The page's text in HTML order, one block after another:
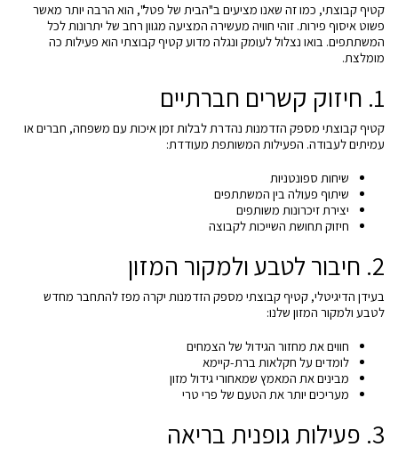
קטיף קבוצתי, כמו זה שאנו מציעים ב"הבית של פטל", הוא הרבה יותר מאשר
פשוט איסוף פירות. זוהי חוויה מעשירה המציעה מגוון רחב של יתרונות לכל
המשתתפים. בואו נצלול לעומק ונגלה מדוע קטיף קבוצתי הוא פעילות כה
מומלצת.
1. חיזוק קשרים חברתיים
קטיף קבוצתי מספק הזדמנות נהדרת לבלות זמן איכות עם משפחה, חברים או
עמיתים לעבודה. הפעילות המשותפת מעודדת:
שיחות ספונטניות
שיתוף פעולה בין המשתתפים
יצירת זיכרונות משותפים
חיזוק תחושת השייכות לקבוצה
2. חיבור לטבע ולמקור המזון
בעידן הדיגיטלי, קטיף קבוצתי מספק הזדמנות יקרה מפז להתחבר מחדש
לטבע ולמקור המזון שלנו:
חווים את מחזור הגידול של הצמחים
לומדים על חקלאות ברת-קיימא
מבינים את המאמץ שמאחורי גידול מזון
מעריכים יותר את הטעם של פרי טרי
3. פעילות גופנית בריאה